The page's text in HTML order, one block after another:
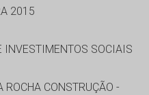
2015
INVESTIMENTOS SOCIAIS
ROCHA CONSTRUÇÃO -